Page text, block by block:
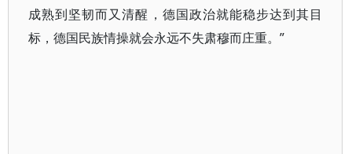
成熟到坚韧而又清醒，德国政治就能稳步达到其目
标，德国民族情操就会永远不失肃穆而庄重。”